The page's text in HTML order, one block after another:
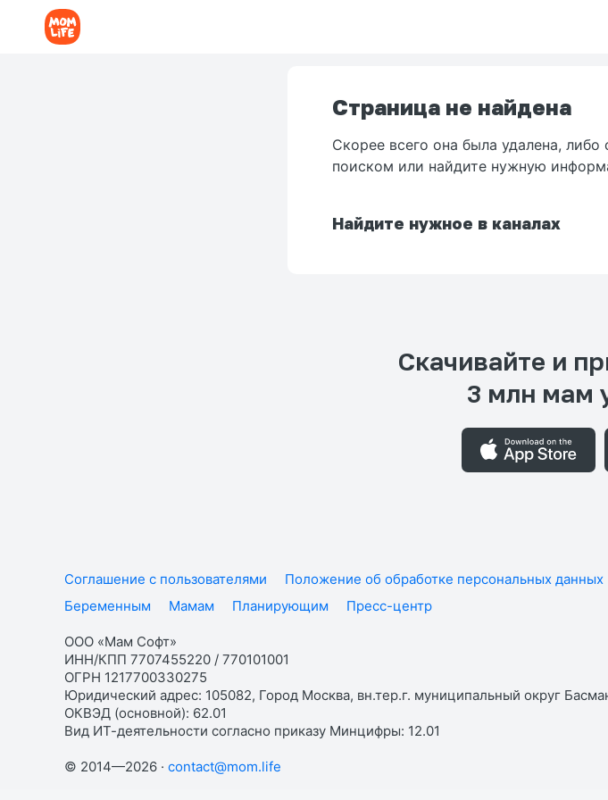
Страница не найдена
Скорее всего она была удалена,
поиском или найдите нужную
Найдите нужное в каналах
Скачивайте и
3 млн мам
Соглашение с пользователями Положение об обработке персональных данных
Беременным
Мамам Планирующим Пресс-центр
ООО «Мам Софт»
ИНН/КПП 7707455220 / 770101001
ОГРН 1217700330275
Юридический адрес: 105082, Город Москва, вн.тер.г. муниципальный округ
ОКВЭД (основной): 62.01
Вид ИТ-деятельности согласно приказу Минцифры: 12.01
© 2014—2026 · contact@mom.life